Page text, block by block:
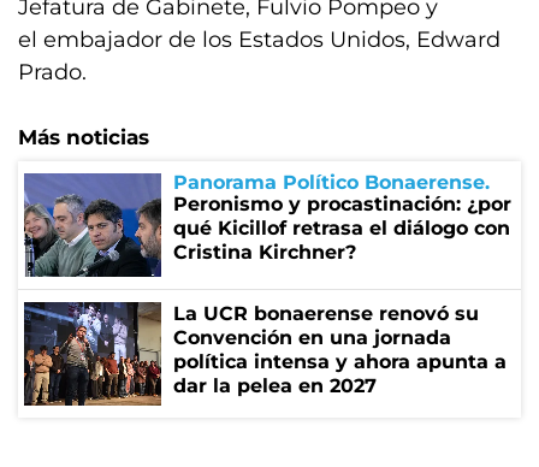
Jefatura de Gabinete, Fulvio Pompeo y
el embajador de los Estados Unidos, Edward
Prado.
Más noticias
Panorama Político Bonaerense
Peronismo y procastinación: ¿por
qué Kicillof retrasa el diálogo con
Cristina Kirchner?
La UCR bonaerense renovó su
Convención en una jornada
política intensa y ahora apunta a
dar la pelea en 2027